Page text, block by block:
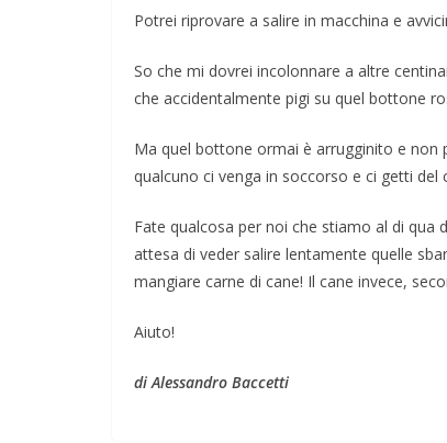
Potrei riprovare a salire in macchina e
So che mi dovrei incolonnare a altre
che accidentalmente pigi su quel bottone
Ma quel bottone ormai è arrugginito e non
qualcuno ci venga in soccorso e ci getti del
Fate qualcosa per noi che stiamo al di
attesa di veder salire lentamente quelle
mangiare carne di cane! Il cane invece,
Aiuto!
di Alessandro Baccetti